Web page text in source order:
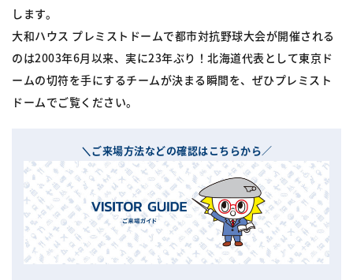
します。
大和ハウス プレミストドームで都市対抗野球大会が開催される
のは2003年6月以来、実に23年ぶり！北海道代表として東京ド
ームの切符を手にするチームが決まる瞬間を、ぜひプレミスト
ドームでご覧ください。
＼ご来場方法などの確認はこちらから／